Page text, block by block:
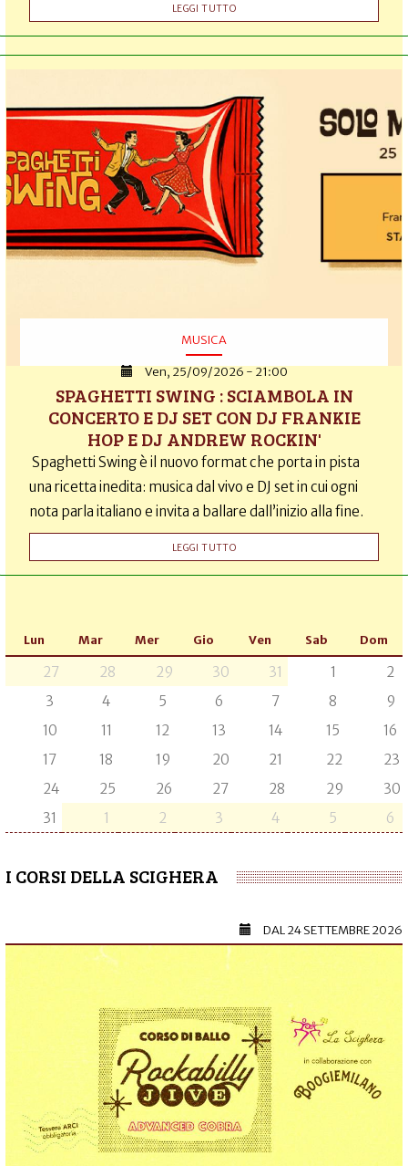
LEGGI TUTTO
MUSICA
Ven, 25/09/2026 - 21:00
SPAGHETTI SWING : SCIAMBOLA IN
CONCERTO E DJ SET CON DJ FRANKIE
HOP E DJ ANDREW ROCKIN'
Spaghetti Swing è il nuovo format che porta in pista
una ricetta inedita: musica dal vivo e DJ set in cui ogni
nota parla italiano e invita a ballare dall’inizio alla fine.
LEGGI TUTTO
Lun Mar Mer Gio Ven Sab Dom
27 28 29 30 31 1
2
3
4 5 6 7 8
9
10
11 12 13 14 15
16
17
18 19 20 21 22
23
24
25 26 27 28 29
30
31
1 2 3 4 5 6
I CORSI DELLA SCIGHERA
DAL24 SETTEMBRE 2026